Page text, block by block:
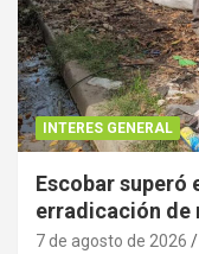
INTERES GENERAL
Escobar superó
erradicación de
7 de agosto de 2026